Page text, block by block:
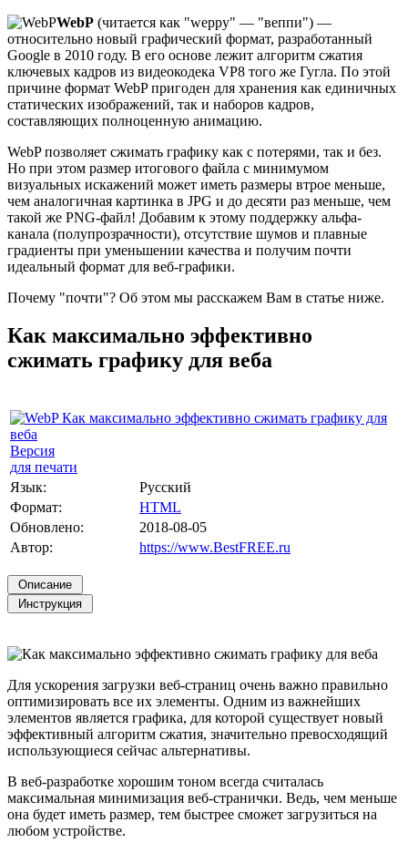
WebP (читается как "weppy" — "веппи") —
относительно новый графический формат, разработанный
Google в 2010 году. В его основе лежит алгоритм сжатия
ключевых кадров из видеокодека VP8 того же Гугла. По этой
причине формат WebP пригоден для хранения как единичных
статических изображений, так и наборов кадров,
составляющих полноценную анимацию.
WebP позволяет сжимать графику как с потерями, так и без.
Но при этом размер итогового файла с минимумом
визуальных искажений может иметь размеры втрое меньше,
чем аналогичная картинка в JPG и до десяти раз меньше, чем
такой же PNG-файл! Добавим к этому поддержку альфа-
канала (полупрозрачности), отсутствие шумов и плавные
градиенты при уменьшении качества и получим почти
идеальный формат для веб-графики.
Почему "почти"? Об этом мы расскажем Вам в статье ниже.
Как максимально эффективно
сжимать графику для веба
Версия
для печати
Язык:
Русский
Формат:
HTML
Обновлено:
2018-08-05
Автор:
https://www.BestFREE.ru
Для ускорения загрузки веб-страниц очень важно правильно
оптимизировать все их элементы. Одним из важнейших
элементов является графика, для которой существует новый
эффективный алгоритм сжатия, значительно превосходящий
использующиеся сейчас альтернативы.
В веб-разработке хорошим тоном всегда считалась
максимальная минимизация веб-странички. Ведь, чем меньше
она будет иметь размер, тем быстрее сможет загрузиться на
любом устройстве.